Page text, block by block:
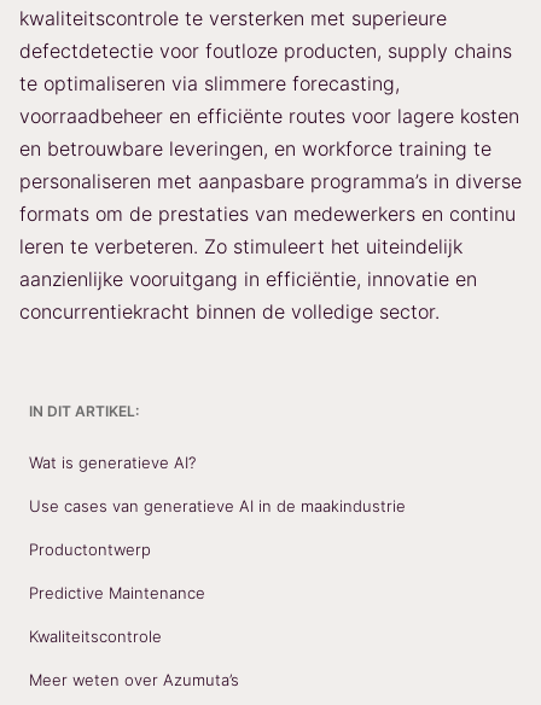
kwaliteitscontrole te versterken met superieure
defectdetectie voor foutloze producten, supply chains
te optimaliseren via slimmere forecasting,
voorraadbeheer en efficiënte routes voor lagere kosten
en betrouwbare leveringen, en workforce training te
personaliseren met aanpasbare programma’s in diverse
formats om de prestaties van medewerkers en continu
leren te verbeteren. Zo stimuleert het uiteindelijk
aanzienlijke vooruitgang in efficiëntie, innovatie en
concurrentiekracht binnen de volledige sector.
IN DIT ARTIKEL:
Wat is generatieve AI?
Use cases van generatieve AI in de maakindustrie
Productontwerp
Predictive Maintenance
Kwaliteitscontrole
Meer weten over Azumuta’s